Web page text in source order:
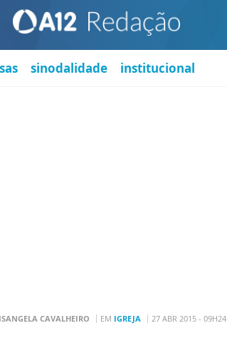
sinodalidade institucional
CAVALHEIRO EM IGREJA 27 ABR 2015 - 09H24